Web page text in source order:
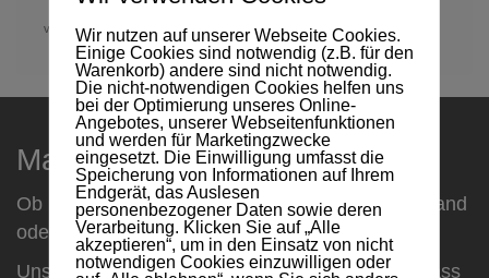
von TJH11188 on JANUAR 13, 2026 with KEINE KOMMENTARE
Maxsult
Ob Firmenkunden oder Privatperson, ob Mittelstand
oder Dax-Unternehmen ...
Unsere Kunden bestätigen uns immer wieder, dass
Wir nutzen auf unserer Webseite Cookies.
Einige Cookies sind notwendig (z.B. für den
Warenkorb) andere sind nicht notwendig.
Die nicht-notwendigen Cookies helfen uns
bei der Optimierung unseres Online-
Angebotes, unserer Webseitenfunktionen
und werden für Marketingzwecke
eingesetzt. Die Einwilligung umfasst die
Speicherung von Informationen auf Ihrem
Endgerät, das Auslesen
personenbezogener Daten sowie deren
Verarbeitung. Klicken Sie auf „Alle
akzeptieren“, um in den Einsatz von nicht
notwendigen Cookies einzuwilligen oder